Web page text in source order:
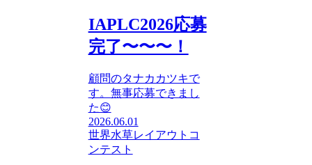
IAPLC2026応募
完了〜〜〜！
顧問のタナカカツキで
す。無事応募できまし
た😊
2026.06.01
世界水草レイアウトコ
ンテスト